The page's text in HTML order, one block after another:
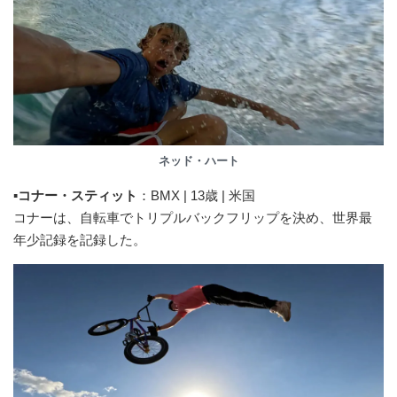
ネッド・ハート
▪️コナー・スティット ：BMX | 13歳 | 米国
コナーは、自転車でトリプルバックフリップを決め、世界最
年少記録を記録した。